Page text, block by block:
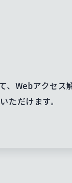
Webアクセス
ただけます。